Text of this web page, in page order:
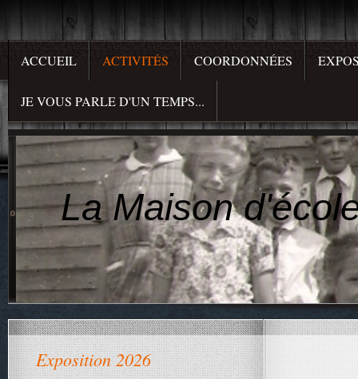
ACCUEIL ACTIVITÉS COORDONNÉES
JE VOUS PARLE D'UN TEMPS...
La Maison
Exposition 2026